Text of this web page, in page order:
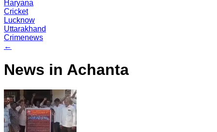
Haryana
Cricket
Lucknow
Uttarakhand
Crimenews
←
News in Achanta